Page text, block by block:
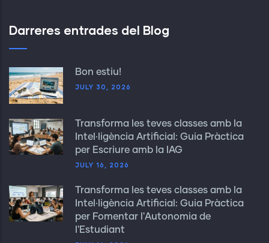
Darreres entrades del Blog
Bon estiu!
JULY 30, 2026
Transforma les teves classes amb la
Intel·ligència Artificial: Guia Pràctica
per Escriure amb la IAG
JULY 16, 2026
Transforma les teves classes amb la
Intel·ligència Artificial: Guia Pràctica
per Fomentar l'Autonomia de
l'Estudiant